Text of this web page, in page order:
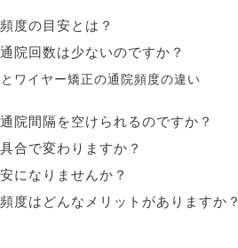
度の目安とは？
院回数は少ないのですか？
ワイヤー矯正の通院頻度の違い
院間隔を空けられるのですか？
合で変わりますか？
になりませんか？
度はどんなメリットがありますか？